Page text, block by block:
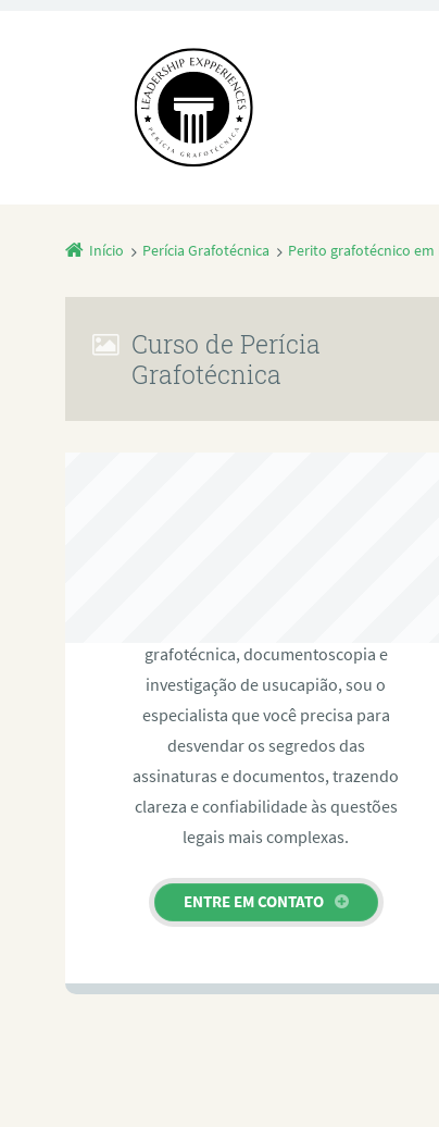
Início Perícia Grafotécnica Perito grafotécnico em
Curso de Perícia
Grafotécnica
grafotécnica, documentoscopia e
investigação de usucapião, sou o
especialista que você precisa para
desvendar os segredos das
assinaturas e documentos, trazendo
clareza e confiabilidade às questões
legais mais complexas.
ENTRE EM CONTATO